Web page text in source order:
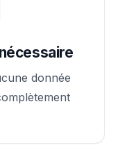
donnée